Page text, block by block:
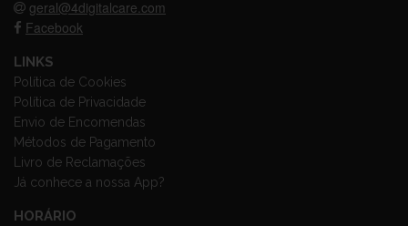
geral@4digitalcare.com
Facebook
LINKS
Política de Cookies
Política de Privacidade
Envio de Encomendas
Métodos de Pagamento
Livro de Reclamações
Já conhece a nossa App?
HORÁRIO